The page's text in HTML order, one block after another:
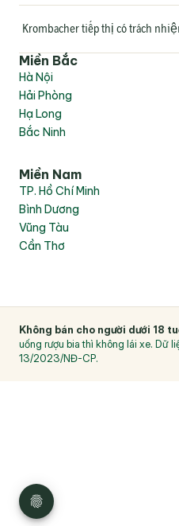
Krombacher tiếp thị có trách
Miền Bắc
Hà Nội
Hải Phòng
Hạ Long
Bắc Ninh
Miền Nam
TP. Hồ Chí Minh
Bình Dương
Vũng Tàu
Cần Thơ
Không bán cho người dưới 18
uống rượu bia thì không lái xe. Dữ
13/2023/NĐ-CP.